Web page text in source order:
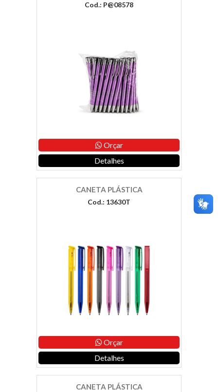
Cod.: P@08578
Orçar
Detalhes
CANETA PLÁSTICA
Cod.: 13630T
Orçar
Detalhes
CANETA PLÁSTICA